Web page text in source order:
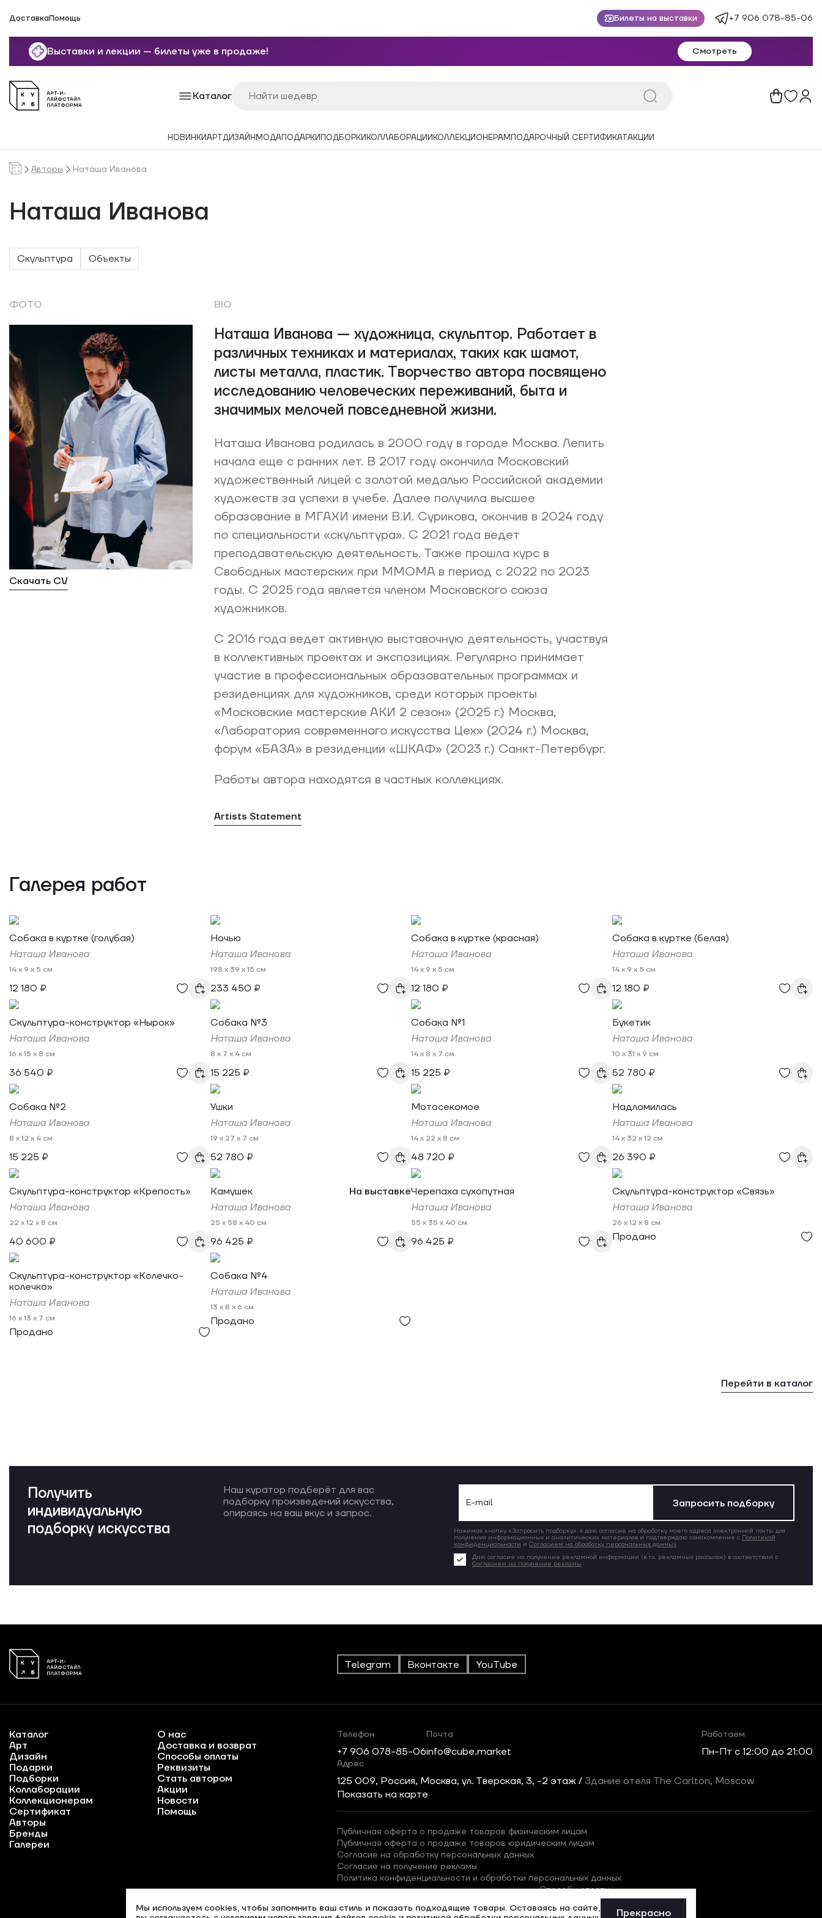
ДоставкаПомощь Билеты на выставки +7 906 078-85-06
Выставки и лекции — билеты уже в продаже! Смотреть
Каталог
НОВИНКИАРТДИЗАЙН МОДАПОДАРКИ ПОДБОРКИ КОЛЛАБОРАЦИИ КОЛЛЕКЦИОНЕРАМ ПОДАРОЧНЫЙ СЕРТИФИКАТАКЦИИ
Авторы Наташа Иванова
Наташа Иванова
Скульптура Объекты
ФОТО
Скачать CV
BIO
Наташа Иванова — художница, скульптор. Работает в
различных техниках и материалах, таких как шамот,
листы металла, пластик. Творчество автора посвящено
исследованию человеческих переживаний, быта и
значимых мелочей повседневной жизни.
Наташа Иванова родилась в 2000 году в городе Москва. Лепить
начала еще с ранних лет. В 2017 году окончила Московский
художественный лицей с золотой медалью Российской академии
художеств за успехи в учебе. Далее получила высшее
образование в МГАХИ имени В.И. Сурикова, окончив в 2024 году
по специальности «скульптура». С 2021 года ведет
преподавательскую деятельность. Также прошла курс в
Свободных мастерских при ММОМА в период с 2022 по 2023
годы. С 2025 года является членом Московского союза
художников.
С 2016 года ведет активную выставочную деятельность, участвуя
в коллективных проектах и экспозициях. Регулярно принимает
участие в профессиональных образовательных программах и
резиденциях для художников, среди которых проекты
«Московские мастерские АКИ 2 сезон» (2025 г.) Москва,
«Лаборатория современного искусства Цех» (2024 г.) Москва,
форум «БАЗА» в резиденции «ШКАФ» (2023 г.) Санкт-Петербург.
Работы автора находятся в частных коллекциях.
Artists Statement
Галерея работ
Собака в куртке (голубая)
Наташа Иванова
14 x 9 x 5 см
12 180 ₽
Скульптура-конструктор «Нырок»
Наташа Иванова
16 x 15 x 8 см
36 540 ₽
Собака №2
Наташа Иванова
8 x 12 x 4 см
15 225 ₽
Скульптура-конструктор «Крепость»
Наташа Иванова
22 x 12 x 8 см
40 600 ₽
Скульптура-конструктор «Колечко-
колечко»
Наташа Иванова
16 x 13 x 7 см
Продано
Ночью
Наташа Иванова
198 x 39 x 15 см
233 450 ₽
Собака №3
Наташа Иванова
8 x 7 x 4 см
15 225 ₽
Ушки
Наташа Иванова
19 x 27 x 7 см
52 780 ₽
Камушек
На выставке
Наташа Иванова
25 x 58 x 40 см
96 425 ₽
Собака №4
Наташа Иванова
13 x 8 x 6 см
Продано
Собака в куртке (красная)
Наташа Иванова
14 x 9 x 5 см
12 180 ₽
Собака №1
Наташа Иванова
14 x 8 x 7 см
15 225 ₽
Мотосекомое
Наташа Иванова
14 x 22 x 8 см
48 720 ₽
Черепаха сухопутная
Наташа Иванова
55 x 35 x 40 см
96 425 ₽
Собака в куртке (белая)
Наташа Иванова
14 x 9 x 5 см
12 180 ₽
Букетик
Наташа Иванова
10 x 31 x 9 см
52 780 ₽
Надломилась
Наташа Иванова
14 x 32 x 12 см
26 390 ₽
Скульптура-конструктор «Связь»
Наташа Иванова
26 x 12 x 8 см
Продано
Перейти в каталог
Получить
индивидуальную
подборку искусства
Наш куратор подберёт для вас
подборку произведений искусства,
опираясь на ваш вкус и запрос.
Запросить подборку
Нажимая кнопку «Запросить подборку», я даю согласие на обработку моего адреса электронной почты для
получения информационных и аналитических материалов и подтверждаю ознакомление с Политикой
конфиденциальности и Согласием на обработку персональных данных.
Даю согласие на получение рекламной информации (в т.ч. рекламных рассылок) в соответствии с
Согласием на получение рекламы
Telegram Вконтакте YouTube
Каталог
Арт
Дизайн
Подарки
Подборки
Коллаборации
Коллекционерам
Сертификат
Авторы
Бренды
Галереи
О нас
Доставка и возврат
Способы оплаты
Реквизиты
Стать автором
Акции
Новости
Помощь
Телефон
+7 906 078-85-06
Почта
info@cube.market
Работаем
Пн-Пт c 12:00 до 21:00
Адрес
125 009, Россия, Москва, ул. Тверская, 3, -2 этаж / Здание отеля The Carlton, Moscow
Показать на карте
Публичная оферта о продаже товаров физическим лицам
Публичная оферта о продаже товаров юридическим лицам
Согласие на обработку персональных данных
Согласие на получение рекламы
Политика конфиденциальности и обработки персональных данных
Способы оплаты
Мы используем cookies, чтобы запомнить ваш стиль и показать подходящие товары. Оставаясь на сайте,
Прекрасно